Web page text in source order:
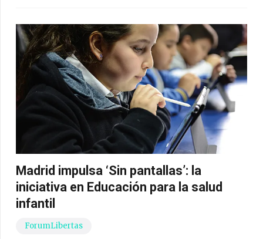
Madrid impulsa ‘Sin pantallas’: la
iniciativa en Educación para la salud
infantil
ForumLibertas